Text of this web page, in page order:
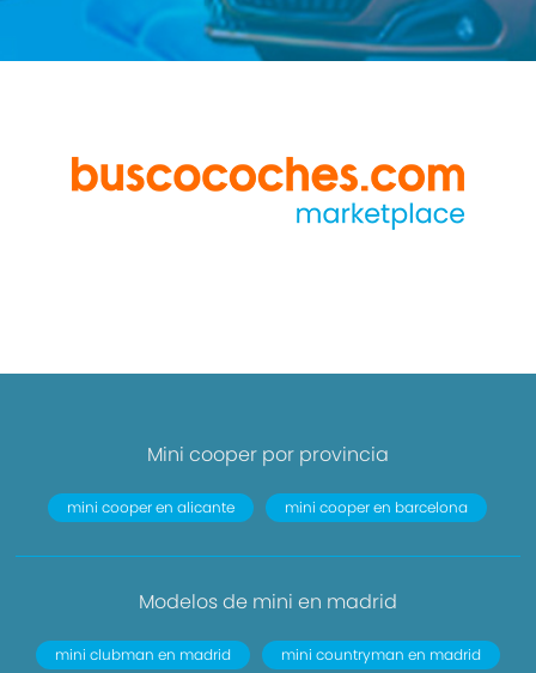
Mini cooper por provincia
mini cooper en alicante mini cooper en barcelona
Modelos de mini en madrid
mini clubman en madrid
mini countryman en madrid